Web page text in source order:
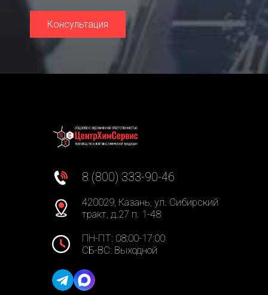
Консультация
8 (800) 333-90-46
420029, Казань, ул. Сибирский
тракт, д.27 п. 1-48
ПН-ПТ: 08:00-17:00
СБ-ВС: Выходной